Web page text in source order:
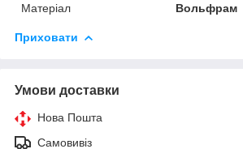
Матеріал
Вольфрам
Приховати
Умови доставки
Нова Пошта
Самовивіз